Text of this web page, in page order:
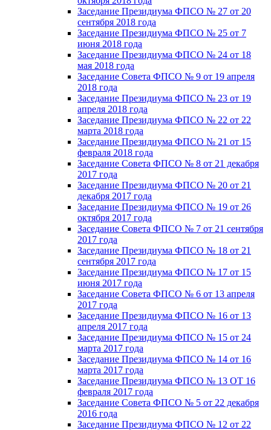
Заседание Президиума ФПСО № 27 от 20
сентября 2018 года
Заседание Президиума ФПСО № 25 от 7
июня 2018 года
Заседание Президиума ФПСО № 24 от 18
мая 2018 года
Заседание Совета ФПСО № 9 от 19 апреля
2018 года
Заседание Президиума ФПСО № 23 от 19
апреля 2018 года
Заседание Президиума ФПСО № 22 от 22
марта 2018 года
Заседание Президиума ФПСО № 21 от 15
февраля 2018 года
Заседание Совета ФПСО № 8 от 21 декабря
2017 года
Заседание Президиума ФПСО № 20 от 21
декабря 2017 года
Заседание Президиума ФПСО № 19 от 26
октября 2017 года
Заседание Совета ФПСО № 7 от 21 сентября
2017 года
Заседание Президиума ФПСО № 18 от 21
сентября 2017 года
Заседание Президиума ФПСО № 17 от 15
июня 2017 года
Заседание Совета ФПСО № 6 от 13 апреля
2017 года
Заседание Президиума ФПСО № 16 от 13
апреля 2017 года
Заседание Президиума ФПСО № 15 от 24
марта 2017 года
Заседание Президиума ФПСО № 14 от 16
марта 2017 года
Заседание Президиума ФПСО № 13 ОТ 16
февраля 2017 года
Заседание Совета ФПСО № 5 от 22 декабря
2016 года
Заседание Президиума ФПСО № 12 от 22